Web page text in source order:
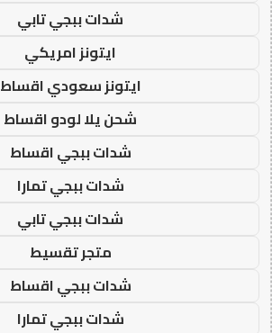
شدات ببجي تابي
ايتونز امريكي
ايتونز سعودي اقساط
شحن يلا لودو اقساط
شدات ببجي اقساط
شدات ببجي تمارا
شدات ببجي تابي
متجر تقسيط
شدات ببجي اقساط
شدات ببجي تمارا